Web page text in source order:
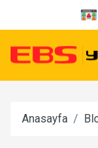
Anasayfa